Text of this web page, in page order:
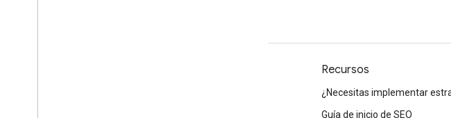
Recursos
¿Necesitas implementar
Guía de inicio de SEO